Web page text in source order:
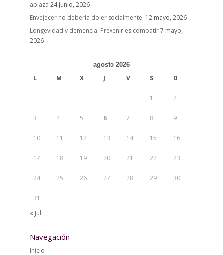
aplaza 24 junio, 2026
Envejecer no debería doler socialmente. 12 mayo, 2026
Longevidad y demencia. Prevenir es combatir7 mayo,
2026
agosto 2026
L M X J V S D
1 2
3 4 5 6 7 8 9
10 11 12 13 14 15 16
17 18 19 20 21 22 23
24 25 26 27 28 29 30
31
« Jul
Navegación
Inicio